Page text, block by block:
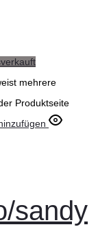
mehrere
Produktseite
sandy